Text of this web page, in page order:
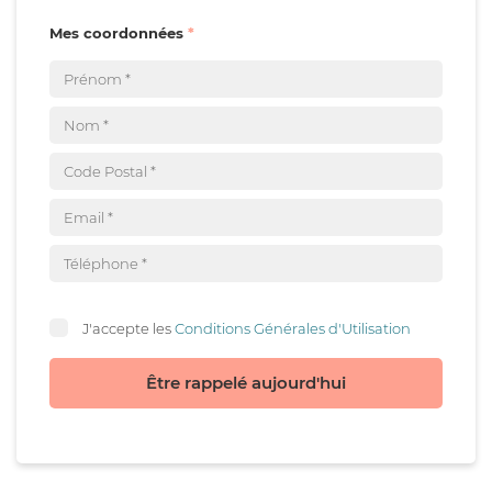
Mes coordonnées
J'accepte lesConditions Générales d'Utilisation
Être rappelé aujourd'hui